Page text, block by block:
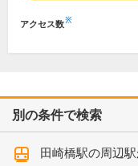
アクセス数※
別の条件で検索
田崎橋駅の周辺